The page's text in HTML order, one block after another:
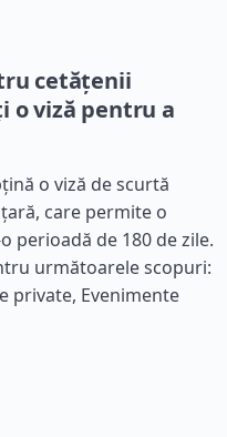
cetățenii
o viză pentru a
o viză de scurtă
care permite o
perioadă de 180 de zile.
următoarele scopuri:
private, Evenimente